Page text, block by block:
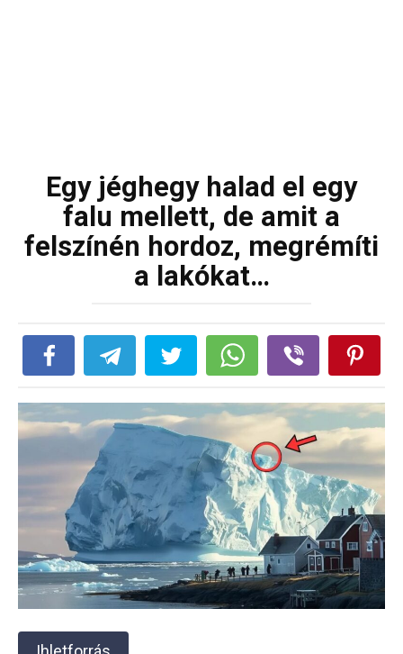
Egy jéghegy halad el egy
falu mellett, de amit a
felszínén hordoz, megrémíti
a lakókat…